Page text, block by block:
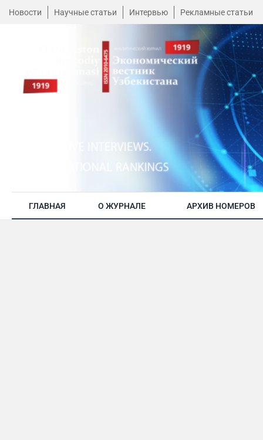
Новости Научные статьи Интервью Рекламные статьи
ГЛАВНАЯ О ЖУРНАЛЕ АРХИВ НОМЕРОВ